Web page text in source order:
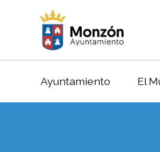
Ayuntamiento El